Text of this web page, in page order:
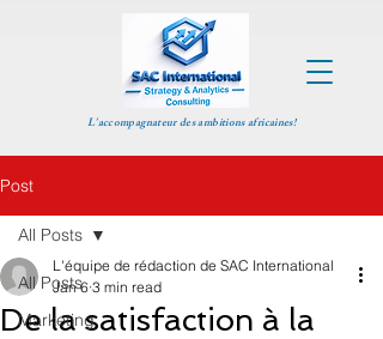
L'accompagnateur des ambitions africaines!
Post
All Posts
Marketing
All Posts
De la satisfaction à la
L'équipe de rédaction de SAC International
Jan 6 3 min read